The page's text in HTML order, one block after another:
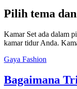
Pilih tema
Kamar Set ada dalam
kamar tidur Anda.
Gaya Fashion
Bagaimana